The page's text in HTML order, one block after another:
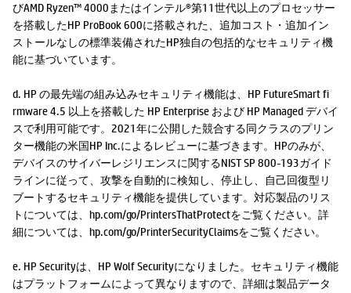
びAMD Ryzen™ 4000またはインテル®第11世代以上のプロセッサー
を搭載したHP ProBook 600に搭載された、追加コスト・追加イン
ストールなしの標準装備されたHP独自の包括的なセキュリティ機
能に基づいています。
d. HP の最先端の組み込みセキュリティ機能は、HP FutureSmart fi
rmware 4.5 以上を搭載した HP Enterprise および HP Managed デバイ
スで利用可能です。2021年に公開した競合する同クラスのプリン
ター機能の米国HP Inc.によるレビューに基づきます。HPのみが、
デバイスのサイバーレジリエンスに関するNIST SP 800-193ガイド
ラインに従って、攻撃を自動的に検知し、停止し、自己回復型リ
ブートするセキュリティ機能を提供しています。対応製品のリス
トについては、hp.com/go/PrintersThatProtectをご覧ください。詳
細については、hp.com/go/PrinterSecurityClaimsをご覧ください。
e. HP Securityは、HP Wolf Securityになりました。セキュリティ機能
はプラットフォームによって異なりますので、詳細は製品データ